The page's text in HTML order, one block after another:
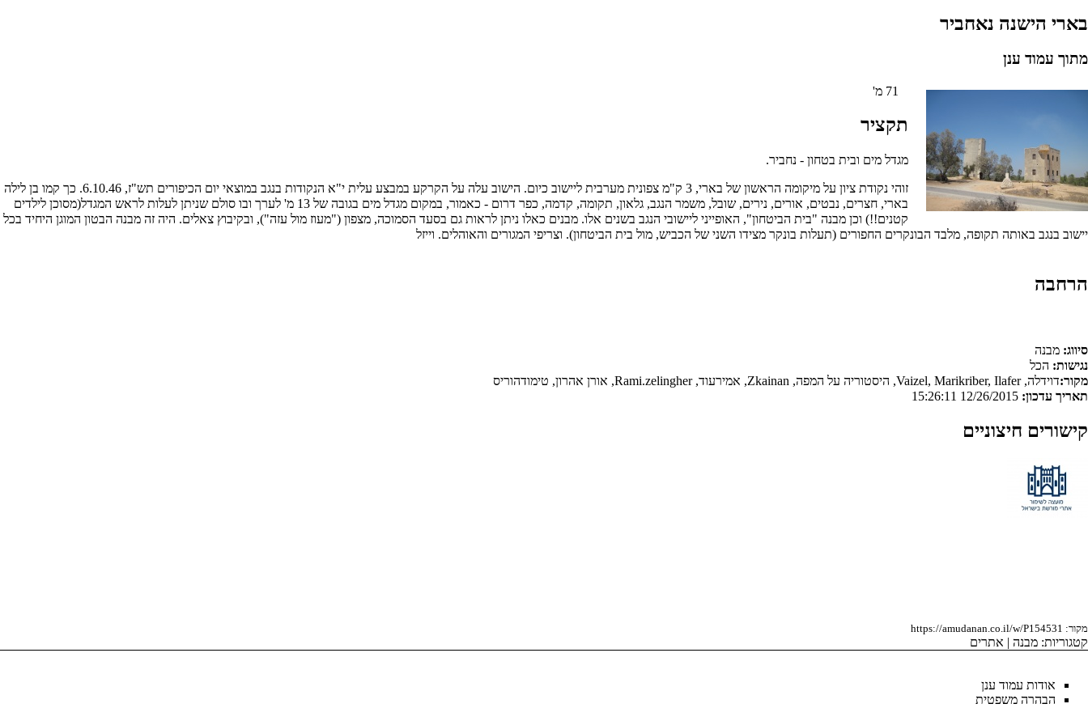
בארי הישנה נאחביר
מתוך עמוד ענן
תקציר
מגדל מים ובית בטחון - נחביר.
זוהי נקודת ציון על מיקומה הראשון של בארי, 3 ק"מ צפונית מערבית ליישוב כיום. הישוב עלה על הקרקע במבצע עלית י"א הנקודות בנגב במוצאי יום הכיפורים תש"ז, 6.10.46. כך קמו בן לילה
בארי, חצרים, נבטים, אורים, נירים, שובל, משמר הנגב, גלאון, תקומה, קדמה, כפר דרום - כאמור, במקום מגדל מים בגובה של 13 מ' לערך ובו סולם שניתן לעלות לראש המגדל(מסוכן לילדים
קטנים!!) וכן מבנה "בית הביטחון", האופייני ליישובי הנגב בשנים אלו. מבנים כאלו ניתן לראות גם בסעד הסמוכה, מצפון ("מעוז מול עזה"), ובקיבוץ צאלים. היה זה מבנה הבטון המוגן היחיד בכל
יישוב בנגב באותה תקופה, מלבד הבונקרים החפורים (תעלות בונקר מצידו השני של הכביש, מול בית הביטחון). וצריפי המגורים והאוהלים. וייזל
הרחבה
סיווג: מבנה
נגישות: הכל
מקור:דוידלה, Vaizel, Marikriber, Ilafer, היסטוריה על המפה, Zkainan, אמירעוד, Rami.zelingher, אורן אהרון, טימודהוריס
תאריך עדכון:
קישורים חיצוניים
מקור: https://amudanan.co.il/w/P154531
קטגוריות: מבנה | אתרים
אודות עמוד ענן
הבהרה משפטית